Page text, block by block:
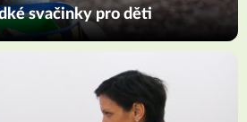
svačinky pro děti